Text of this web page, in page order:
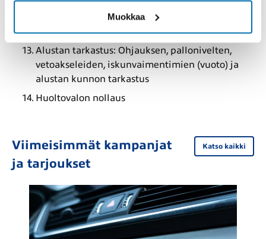
Muokkaa
Vikakoodien luku
Akun kunnon tarkastus
Alustan tarkastus: Ohjauksen, pallonivelten,
vetoakseleiden, iskunvaimentimien (vuoto) ja
alustan kunnon tarkastus
Huoltovalon nollaus
Viimeisimmät kampanjat
ja tarjoukset
Katso kaikki